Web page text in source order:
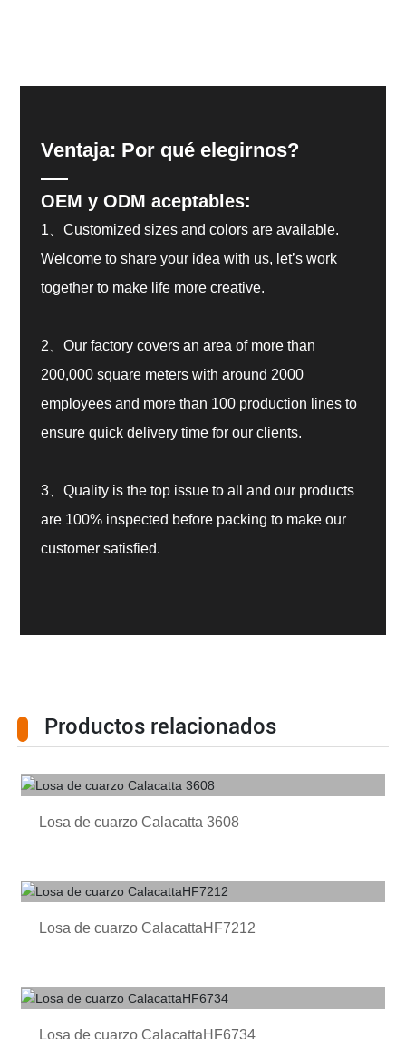
Ventaja: Por qué elegirnos?
OEM y ODM aceptables:
1、Customized sizes and colors are available.
Welcome to share your idea with us, let’s work
together to make life more creative.
2、Our factory covers an area of more than
200,000 square meters with around 2000
employees and more than 100 production lines to
ensure quick delivery time for our clients.
3、Quality is the top issue to all and our products
are 100% inspected before packing to make our
customer satisfied.
Productos relacionados
Losa de cuarzo Calacatta 3608
Losa de cuarzo CalacattaHF7212
Losa de cuarzo CalacattaHF6734